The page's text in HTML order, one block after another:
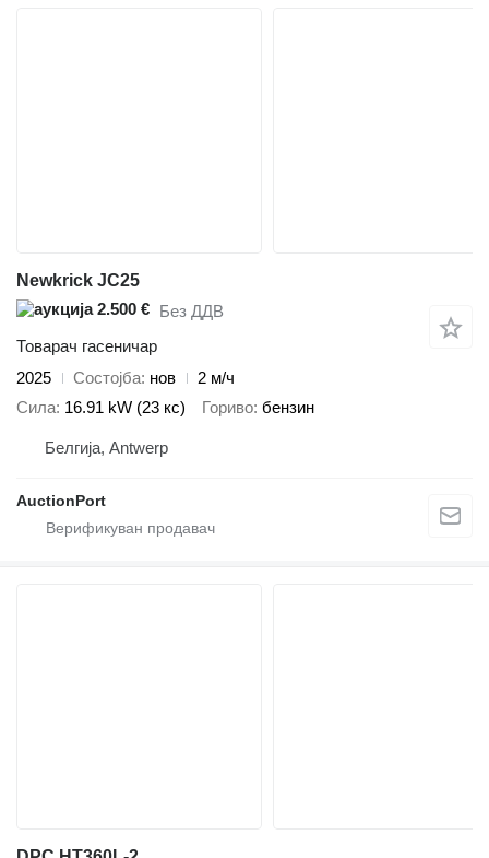
Newkrick JC25
2.500 € Без ДДВ
Товарач гасеничар
2025
Состојба нов
2 м/ч
Сила 16.91 kW (23 кс) Гориво бензин
Белгија, Antwerp
AuctionPort